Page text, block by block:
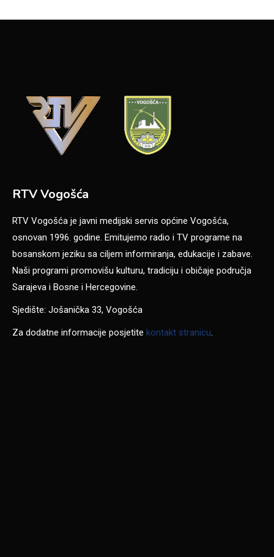
RTV Vogošća
RTV Vogošća je javni medijski servis općine Vogošća,
osnovan 1996. godine. Emitujemo radio i TV programe na
bosanskom jeziku sa ciljem informiranja, edukacije i zabave.
Naši programi promovišu kulturu, tradiciju i običaje područja
Sarajeva i Bosne i Hercegovine.
Sjedište: Jošanička 33, Vogošća
Za dodatne informacije posjetite kontakt stranicu